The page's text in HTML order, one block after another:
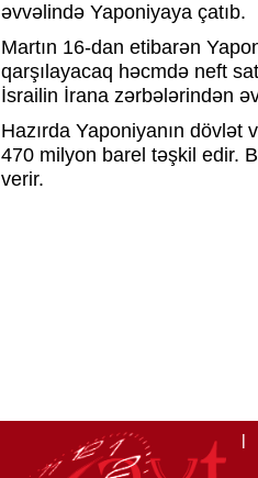
əvvəlində Yaponiyaya çatıb.
Martın 16-dan etibarən
qarşılayacaq həcmdə neft
İsrailin İrana zərbələrindən
Hazırda Yaponiyanın
470 milyon barel təşkil edir.
verir.